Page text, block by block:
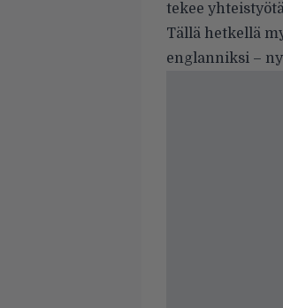
tekee
Tällä hetkellä
englanniksi –